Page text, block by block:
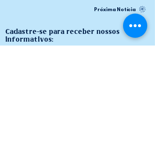
Próxima Notícia
Cadastre-se para receber nossos
informativos: